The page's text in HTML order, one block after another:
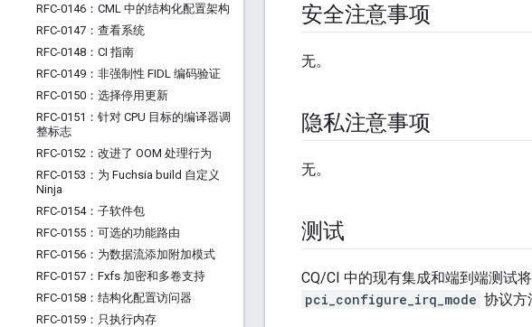
RFC-0146：CML 中的结构化配置架构
RFC-0147：查看系统
RFC-0148：CI 指南
RFC-0149：非强制性 FIDL 编码验证
RFC-0150：选择停用更新
RFC-0151：针对 CPU 目标的编译器调
整标志
RFC-0152：改进了 OOM 处理行为
RFC-0153：为 Fuchsia build 自定义
Ninja
RFC-0154：子软件包
RFC-0155：可选的功能路由
RFC-0156：为数据流添加附加模式
RFC-0157：Fxfs 加密和多卷支持
RFC-0158：结构化配置访问器
RFC-0159：只执行内存
安全注意事项
无。
隐私注意事项
无。
测试
CQ/CI 中的现有集成和端到端测试
pci_configure_irq_mode 协议方